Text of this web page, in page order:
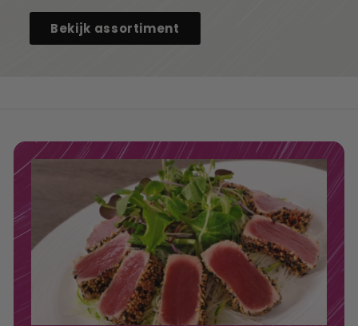
Bekijk assortiment